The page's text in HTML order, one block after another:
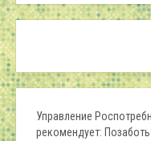
Управление
рекомендует: